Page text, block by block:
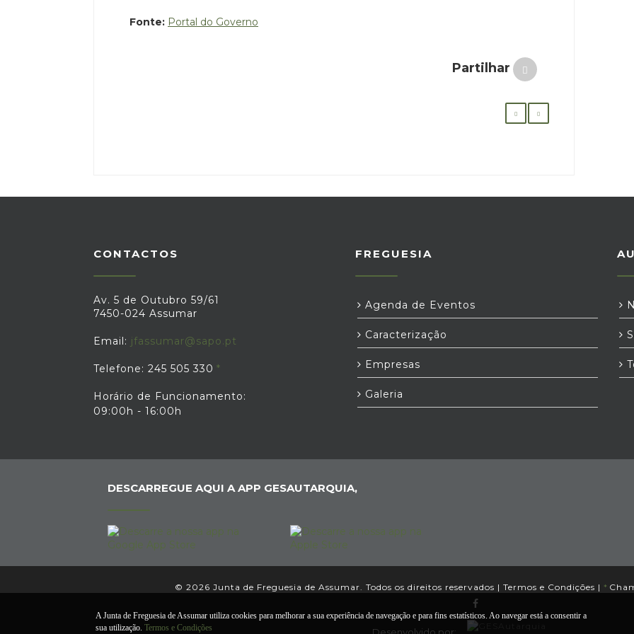
Fonte: Portal do Governo
Partilhar
CONTACTOS
Av. 5 de Outubro 59/61
7450-024 Assumar
Email: jfassumar@sapo.pt
Telefone: 245 505 330
Horário de Funcionamento:
09:00h - 16:00h
FREGUESIA
Agenda de Eventos
Caracterização
Empresas
Galeria
DESCARREGUE AQUI A APP GESAUTARQUIA,
© 2026 Junta de Freguesia de Assumar. Todos os direitos reservados | Termos e Condições | *
A Junta de Freguesia de Assumar utiliza cookies para melhorar a sua experiência de navegação e para fins estatísticos. Ao navegar está a consentir a
sua utilização. Termos e Condições